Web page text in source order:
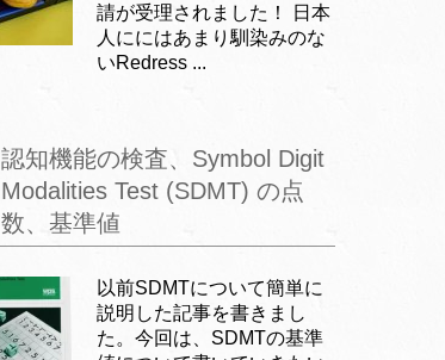
請が受理されました！ 日本
人ににはあまり馴染みのな
いRedress ...
認知機能の検査、Symbol Digit
Modalities Test (SDMT) の点
数、基準値
以前SDMTについて簡単に
説明した記事を書きまし
た。今回は、SDMTの基準